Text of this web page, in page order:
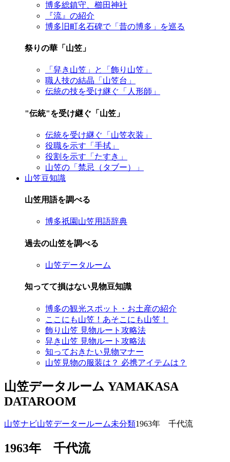
博多総鎮守、櫛田神社
『流』の紹介
博多旧町名石碑で「昔の博多」を巡る
祭りの華「山笠」
「舁き山笠」と「飾り山笠」
職人技の結晶「山笠台」
伝統の技を受け継ぐ「人形師」
"伝統"を受け継ぐ「山笠」
伝統を受け継ぐ「山笠衣装」
役職を示す「手拭」
役割を示す「たすき」
山笠の「禁忌（タブー）」
山笠豆知識
山笠用語を調べる
博多祇園山笠用語辞典
過去の山笠を調べる
山笠データルーム
知ってて損はない見物豆知識
博多の観光スポット・お土産の紹介
ここにも山笠！あそこにも山笠！
飾り山笠 見物ルート攻略法
舁き山笠 見物ルート攻略法
知っておきたい見物マナー
山笠見物の服装は？ 必携アイテムは？
山笠データルーム YAMAKASA
DATAROOM
山笠ナビ山笠データールーム未分類1963年 千代流
1963年 千代流